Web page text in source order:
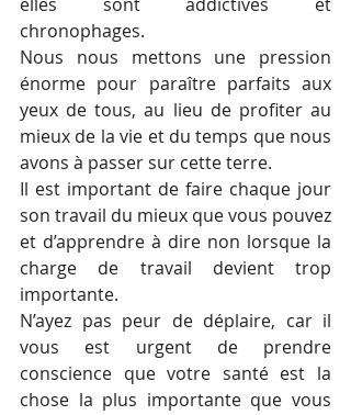
chronophages.
Nous nous mettons une pression
énorme pour paraître parfaits aux
yeux de tous, au lieu de profiter au
mieux de la vie et du temps que nous
avons à passer sur cette terre.
Il est important de faire chaque jour
son travail du mieux que vous pouvez
et d’apprendre à dire non lorsque la
charge de travail devient trop
importante.
N’ayez pas peur de déplaire, car il
vous est urgent de prendre
conscience que votre santé est la
chose la plus importante que vous